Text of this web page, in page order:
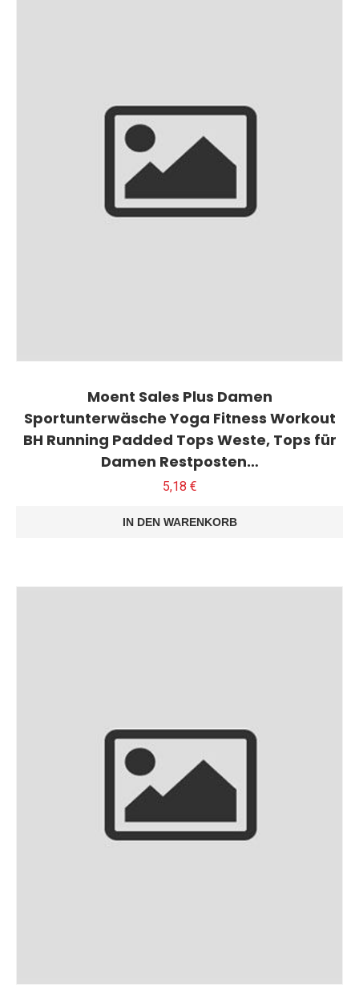
Moent Sales Plus Damen
Sportunterwäsche Yoga Fitness Workout
BH Running Padded Tops Weste, Tops für
Damen Restposten…
5,18 €
IN DEN WARENKORB